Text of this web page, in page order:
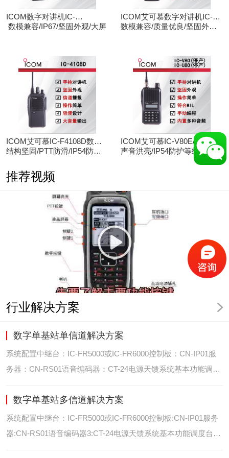
ICOM数字对讲机IC-
F3263DT/IC-F4263DT
数模兼容/IP67/坚固外观/大屏
ICOM艾可慕数字对讲机IC-
F3161D IC-F4161D
数模兼容/质量优良/坚固外观/
ICOM艾可慕IC-F4108D数字
对讲机
结构坚固/PTT防滑/IP54防护/
ICOM艾可慕IC-V80E/IC-
U80E手持对讲机（停产）
声音洪亮/IP54防护等级/手动
推荐视频
行业解决方案
数字单基站单信道解决方案
系统配置中继台：IC-FR5000或IC-FR6000控制板：CN-IP01服
务器：CN-RS01语音编码器：CT-24电源天馈系统基本功能调度
位/室内定位艾可慕数字电台具备GPS数据上传功能。而GPS定
位功能是艾可慕数字系统的标
数字单基站多信道解决方案
系统配置中继台：IC-FR5000或IC-FR6000控制板:CN-IP01服务
器:CN-RS01语音编码器3:CT-24电源天馈系统基本功能调度台录